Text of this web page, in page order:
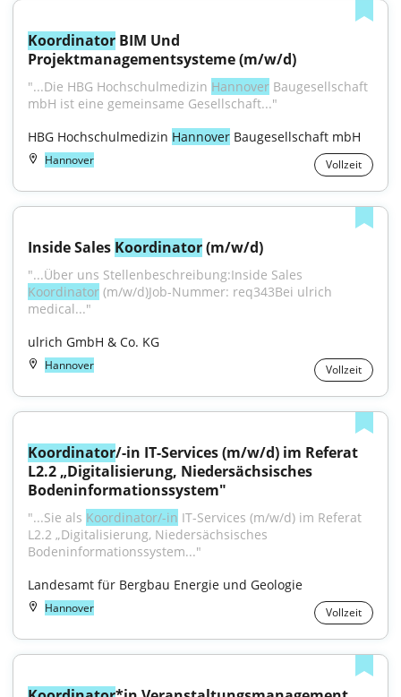
Koordinator BIM Und
Projektmanagementsysteme (m/w/d)
"...Die HBG Hochschulmedizin Hannover Baugesellschaft
mbH ist eine gemeinsame Gesellschaft..."
HBG Hochschulmedizin Hannover Baugesellschaft mbH
Hannover Vollzeit
Inside Sales Koordinator (m/w/d)
Koordinator (m/w/d)Job-Nummer: req343Bei ulrich
medical..."
ulrich GmbH & Co. KG
Hannover Vollzeit
Koordinator/-in IT-Services (m/w/d) im Referat
L2.2 „Digitalisierung, Niedersächsisches
Bodeninformationssystem"
"...Sie als Koordinator/-in IT-Services (m/w/d) im Referat
L2.2 „Digitalisierung, Niedersächsisches
Bodeninformationssystem..."
Landesamt für Bergbau Energie und Geologie
Hannover Vollzeit